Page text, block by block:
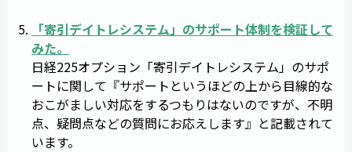
「寄引デイトレシステム 」のサポート体制を検証して
みた。
日経225オプション「寄引デイトレシステム」のサポ
ートに関して『サポートというほどの上から目線的な
おこがましい対応をするつもりはないのですが、不明
点、疑問点などの質問にお応えします』と記載されて
います。